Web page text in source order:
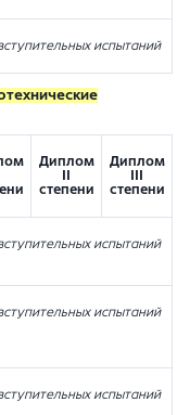
испытаний
Диплом
степени
Диплом
степени
испытаний
испытаний
испытаний